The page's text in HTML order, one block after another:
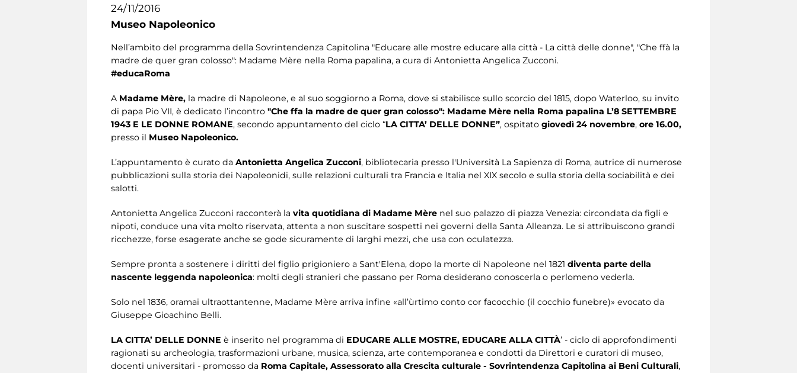
24/11/2016
Museo Napoleonico
Nell’ambito del programma della Sovrintendenza Capitolina "Educare alle mostre educare alla città - La città delle donne", "Che ffà la
madre de quer gran colosso": Madame Mère nella Roma papalina, a cura di Antonietta Angelica Zucconi.
#educaRoma
A Madame Mère, la madre di Napoleone, e al suo soggiorno a Roma, dove si stabilisce sullo scorcio del 1815, dopo Waterloo, su invito
di papa Pio VII, è dedicato l’incontro "Che ffa la madre de quer gran colosso": Madame Mère nella Roma papalina L’8 SETTEMBRE
1943 E LE DONNE ROMANE, secondo appuntamento del ciclo “LA CITTA’ DELLE DONNE”, ospitato giovedì 24 novembre, ore 16.00,
presso il Museo Napoleonico.
L’appuntamento è curato da Antonietta Angelica Zucconi, bibliotecaria presso l'Università La Sapienza di Roma, autrice di numerose
pubblicazioni sulla storia dei Napoleonidi, sulle relazioni culturali tra Francia e Italia nel XIX secolo e sulla storia della sociabilità e dei
salotti.
Antonietta Angelica Zucconi racconterà la vita quotidiana di Madame Mère nel suo palazzo di piazza Venezia: circondata da figli e
nipoti, conduce una vita molto riservata, attenta a non suscitare sospetti nei governi della Santa Alleanza. Le si attribuiscono grandi
ricchezze, forse esagerate anche se gode sicuramente di larghi mezzi, che usa con oculatezza.
Sempre pronta a sostenere i diritti del figlio prigioniero a Sant'Elena, dopo la morte di Napoleone nel 1821 diventa parte della
nascente leggenda napoleonica: molti degli stranieri che passano per Roma desiderano conoscerla o perlomeno vederla.
Solo nel 1836, oramai ultraottantenne, Madame Mère arriva infine «all’ùrtimo conto cor facocchio (il cocchio funebre)» evocato da
Giuseppe Gioachino Belli.
LA CITTA’ DELLE DONNE è inserito nel programma di EDUCARE ALLE MOSTRE, EDUCARE ALLA CITTÀ’ - ciclo di approfondimenti
ragionati su archeologia, trasformazioni urbane, musica, scienza, arte contemporanea e condotti da Direttori e curatori di museo,
docenti universitari - promosso da Roma Capitale, Assessorato alla Crescita culturale - Sovrintendenza Capitolina ai Beni Culturali,